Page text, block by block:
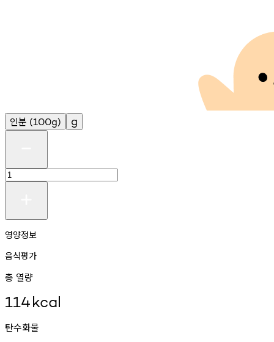
인분 (100g) g
영양정보
음식평가
총 열량
114kcal
탄수화물